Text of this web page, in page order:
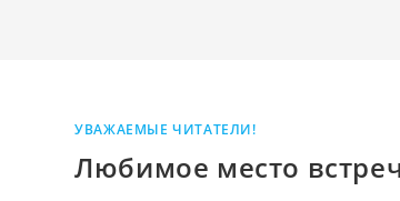
УВАЖАЕМЫЕ ЧИТАТЕЛИ!
Любимое место